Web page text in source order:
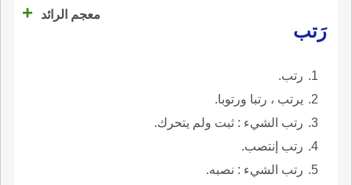
معجم الرائد
+
رَتب
رتب.
يرتب ، رتبا ورتوبا.
رتب الشيء : ثبت ولم يتحرك.
رتب إنتصب.
رتب الشيء : نصبه.